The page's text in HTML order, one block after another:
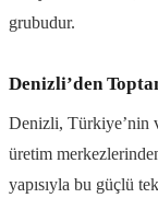
grubudur.
Denizli’den
Denizli, Türkiye’nin
üretim
yapısıyla bu güçlü